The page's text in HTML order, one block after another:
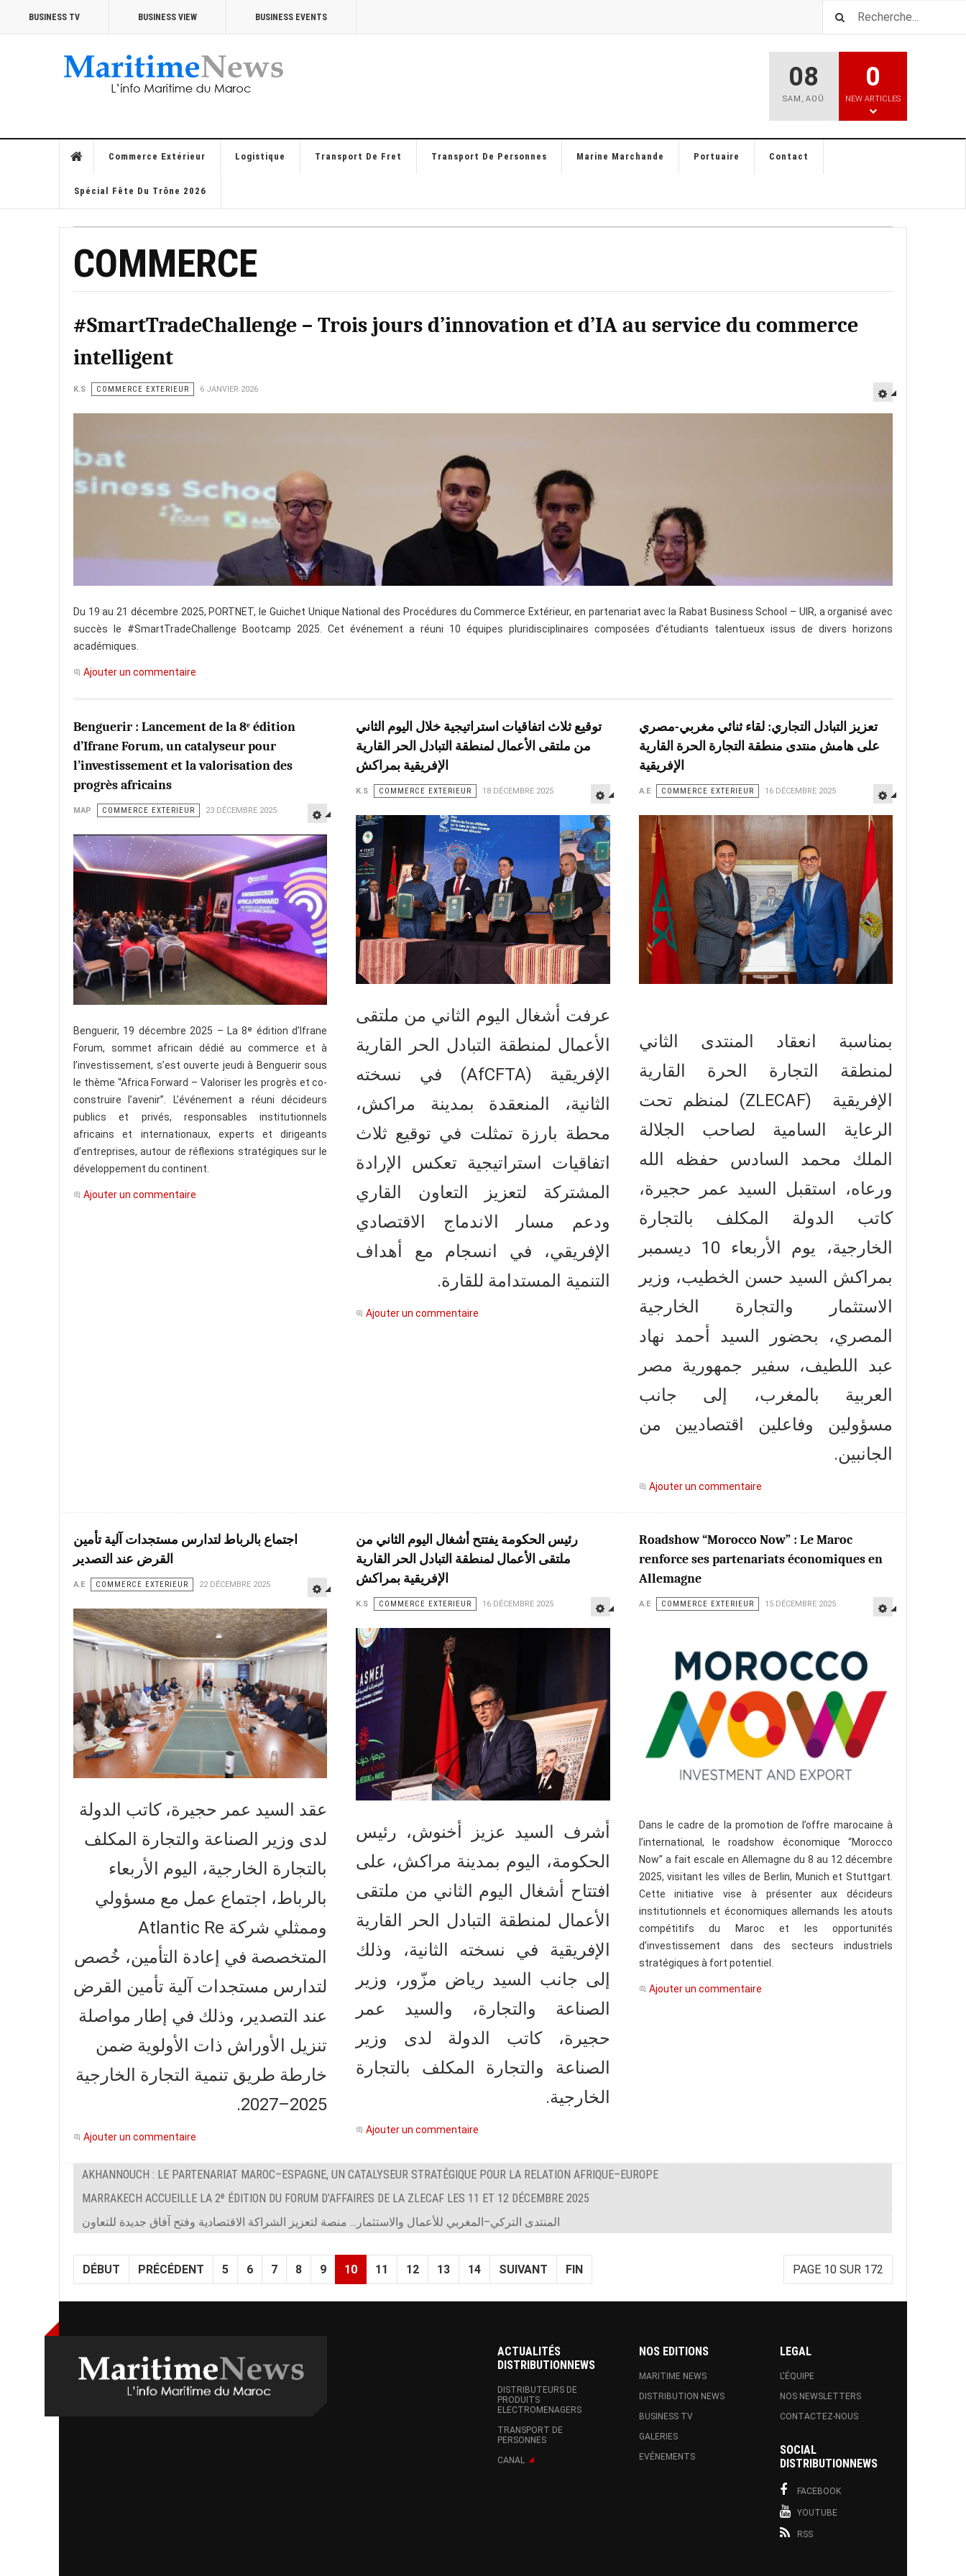
BUSINESS TV BUSINESS VIEW BUSINESS EVENTS
08
SAM , AOÛ
0
NEW ARTICLES
Commerce Extérieur Logistique Transport De Fret Transport De Personnes Marine Marchande Portuaire Contact
Spécial Fête Du Trône 2026
COMMERCE
#SmartTradeChallenge – Trois jours d’innovation et d’IA au service du commerce
intelligent
K.S COMMERCE EXTERIEUR 6 JANVIER 2026
Du 19 au 21 décembre 2025, PORTNET, le Guichet Unique National des Procédures du Commerce Extérieur, en partenariat avec la Rabat Business School – UIR, a organisé avec
succès le #SmartTradeChallenge Bootcamp 2025. Cet événement a réuni 10 équipes pluridisciplinaires composées d’étudiants talentueux issus de divers horizons
académiques.
Ajouter un commentaire
Benguerir : Lancement de la 8ᵉ édition
d’Ifrane Forum, un catalyseur pour
l’investissement et la valorisation des
progrès africains
MAP COMMERCE EXTERIEUR 23 DÉCEMBRE 2025
Benguerir, 19 décembre 2025 – La 8ᵉ édition d’Ifrane
Forum, sommet africain dédié au commerce et à
l’investissement, s’est ouverte jeudi à Benguerir sous
le thème “Africa Forward – Valoriser les progrès et co-
construire l’avenir”. L’événement a réuni décideurs
publics et privés, responsables institutionnels
africains et internationaux, experts et dirigeants
d’entreprises, autour de réflexions stratégiques sur le
développement du continent.
Ajouter un commentaire
توقيع ثلاث اتفاقيات استراتيجية خلال اليوم الثاني
من ملتقى الأعمال لمنطقة التبادل الحر القارية
الإفريقية بمراكش
K.S COMMERCE EXTERIEUR 18 DÉCEMBRE 2025
عرفت أشغال اليوم الثاني من ملتقى
الأعمال لمنطقة التبادل الحر القارية
الإفريقية (AfCFTA) في نسخته
الثانية، المنعقدة بمدينة مراكش،
محطة بارزة تمثلت في توقيع ثلاث
اتفاقيات استراتيجية تعكس الإرادة
المشتركة لتعزيز التعاون القاري
ودعم مسار الاندماج الاقتصادي
الإفريقي، في انسجام مع أهداف
التنمية المستدامة للقارة.
Ajouter un commentaire
تعزيز التبادل التجاري: لقاء ثنائي مغربي-مصري
على هامش منتدى منطقة التجارة الحرة القارية
الإفريقية
A.E COMMERCE EXTERIEUR 16 DÉCEMBRE 2025
بمناسبة انعقاد المنتدى الثاني
لمنطقة التجارة الحرة القارية
الإفريقية (ZLECAF) لمنظم تحت
الرعاية السامية لصاحب الجلالة
الملك محمد السادس حفظه الله
ورعاه، استقبل السيد عمر حجيرة،
كاتب الدولة المكلف بالتجارة
الخارجية، يوم الأربعاء 10 ديسمبر
بمراكش السيد حسن الخطيب، وزير
الاستثمار والتجارة الخارجية
المصري، بحضور السيد أحمد نهاد
عبد اللطيف، سفير جمهورية مصر
العربية بالمغرب، إلى جانب
مسؤولين وفاعلين اقتصاديين من
الجانبين.
Ajouter un commentaire
اجتماع بالرباط لتدارس مستجدات آلية تأمين
القرض عند التصدير
A.E COMMERCE EXTERIEUR 22 DÉCEMBRE 2025
عقد السيد عمر حجيرة، كاتب الدولة
لدى وزير الصناعة والتجارة المكلف
بالتجارة الخارجية، اليوم الأربعاء
بالرباط، اجتماع عمل مع مسؤولي
وممثلي شركة Atlantic Re
المتخصصة في إعادة التأمين، خُصص
لتدارس مستجدات آلية تأمين القرض
عند التصدير، وذلك في إطار مواصلة
تنزيل الأوراش ذات الأولوية ضمن
خارطة طريق تنمية التجارة الخارجية
2025–2027.
Ajouter un commentaire
رئيس الحكومة يفتتح أشغال اليوم الثاني من
ملتقى الأعمال لمنطقة التبادل الحر القارية
الإفريقية بمراكش
K.S COMMERCE EXTERIEUR 16 DÉCEMBRE 2025
أشرف السيد عزيز أخنوش، رئيس
الحكومة، اليوم بمدينة مراكش، على
افتتاح أشغال اليوم الثاني من ملتقى
الأعمال لمنطقة التبادل الحر القارية
الإفريقية في نسخته الثانية، وذلك
إلى جانب السيد رياض مزّور، وزير
الصناعة والتجارة، والسيد عمر
حجيرة، كاتب الدولة لدى وزير
الصناعة والتجارة المكلف بالتجارة
الخارجية.
Ajouter un commentaire
Roadshow “Morocco Now” : Le Maroc
renforce ses partenariats économiques en
Allemagne
A.E COMMERCE EXTERIEUR 15 DÉCEMBRE 2025
Dans le cadre de la promotion de l’offre marocaine à
l’international, le roadshow économique “Morocco
Now” a fait escale en Allemagne du 8 au 12 décembre
2025, visitant les villes de Berlin, Munich et Stuttgart.
Cette initiative vise à présenter aux décideurs
institutionnels et économiques allemands les atouts
compétitifs du Maroc et les opportunités
d’investissement dans des secteurs industriels
stratégiques à fort potentiel.
Ajouter un commentaire
AKHANNOUCH : LE PARTENARIAT MAROC–ESPAGNE, UN CATALYSEUR STRATÉGIQUE POUR LA RELATION AFRIQUE–EUROPE
MARRAKECH ACCUEILLE LA 2ᵉ ÉDITION DU FORUM D’AFFAIRES DE LA ZLECAF LES 11 ET 12 DÉCEMBRE 2025
المنتدى التركي–المغربي للأعمال والاستثمار… منصة لتعزيز الشراكة الاقتصادية وفتح آفاق جديدة للتعاون
PAGE 10 SUR 172
DÉBUT PRÉCÉDENT 5 6 7 8 9 10 11 12 13 14 SUIVANT FIN
ACTUALITÉS
DISTRIBUTIONNEWS
DISTRIBUTEURS DE
PRODUITS
ELECTROMENAGERS
TRANSPORT DE
PERSONNES
CANAL
NOS EDITIONS
MARITIME NEWS
DISTRIBUTION NEWS
BUSINESS TV
GALERIES
EVÉNEMENTS
LEGAL
L'ÉQUIPE
NOS NEWSLETTERS
CONTACTEZ-NOUS
SOCIAL
DISTRIBUTIONNEWS
FACEBOOK
YOUTUBE
RSS